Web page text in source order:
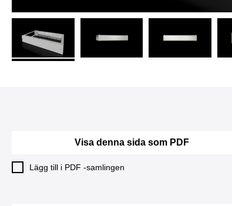
Visa denna sida som PDF
Lägg till i PDF -samlingen